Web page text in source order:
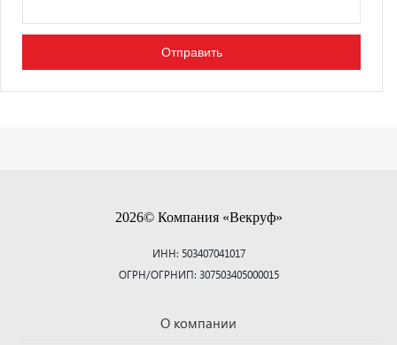
2026© Компания «Векруф»
ИНН: 503407041017
ОГРН/ОГРНИП: 307503405000015
О компании